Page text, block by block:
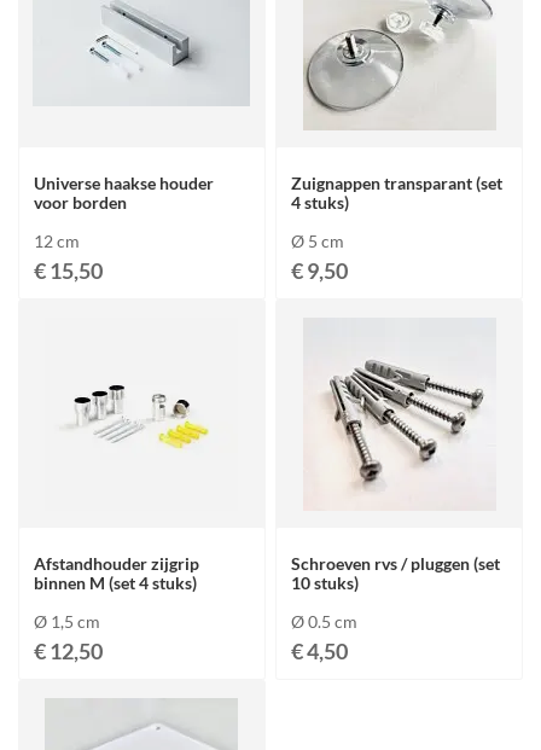
Universe haakse houder
voor borden
12 cm
€ 15,50
Zuignappen transparant (set
4 stuks)
Ø 5 cm
€ 9,50
Afstandhouder zijgrip
binnen M (set 4 stuks)
Ø 1,5 cm
€ 12,50
Schroeven rvs / pluggen (set
10 stuks)
Ø 0.5 cm
€ 4,50